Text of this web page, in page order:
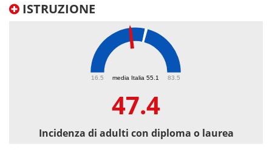
ISTRUZIONE
media Italia 55.1
16.5 83.5
47.4
Incidenza di adulti con diploma o laurea